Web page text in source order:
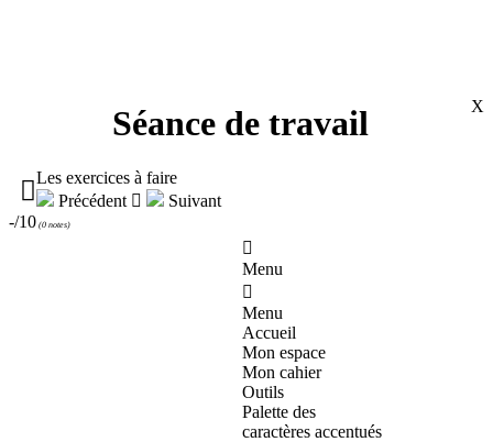
X
Séance de travail
Les exercices à faire
Précédent 
Suivant
-/10 (0 notes)

Menu

Menu
Accueil
Mon espace
Mon cahier
Outils
Palette des
caractères accentués